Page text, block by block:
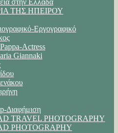
στην Ελλάδα
ΤΗΣ ΗΠΕΙΡΟΥ
Εργογραφικό
Αctress
Giannaki
Διαφήμιση
TRAVEL PHOTOGRAPHY
PHOTOGRAPHY